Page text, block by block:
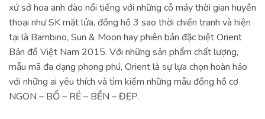
xứ sở hoa anh đào nổi tiếng với những cỗ máy thời gian huyền
thoại như SK mặt lửa, đồng hồ 3 sao thời chiến tranh và hiện
tại là Bambino, Sun & Moon hay phiên bản đặc biệt Orient
Bản đồ Việt Nam 2015. Với những sản phẩm chất lượng,
mẫu mã đa dạng phong phú, Orient là sự lựa chọn hoàn hảo
với những ai yêu thích và tìm kiếm những mẫu đồng hồ cơ
NGON – BỔ – RẺ – BỀN – ĐẸP.